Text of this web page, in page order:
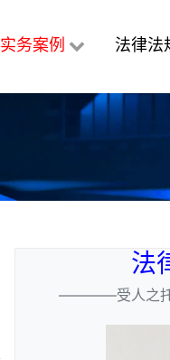
实务案例 法律法
法
————受人之